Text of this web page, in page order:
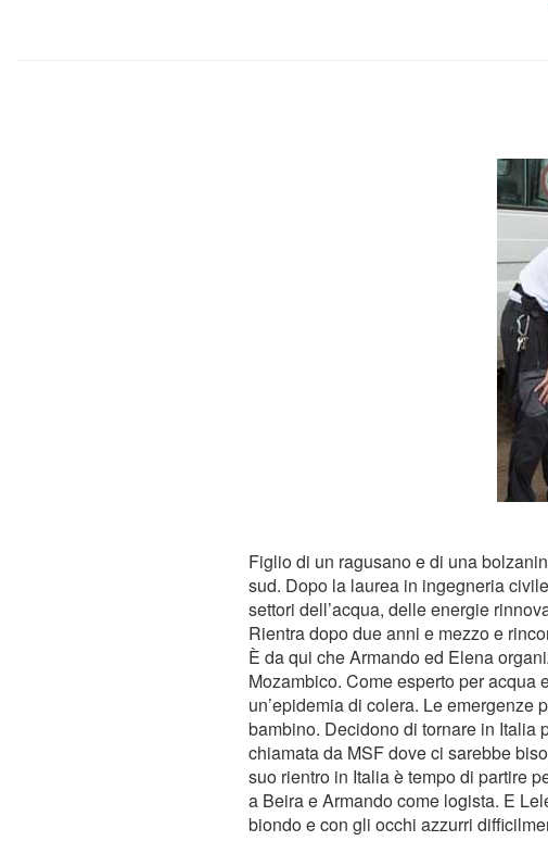
Figlio di un ragusano e di una
sud. Dopo la laurea in ingegneria
settori dell’acqua, delle energie
Rientra dopo due anni e mezzo e
È da qui che Armando ed Elena
Mozambico. Come esperto per
un’epidemia di colera. Le
bambino. Decidono di tornare in Italia
chiamata da MSF dove ci sarebbe
suo rientro in Italia è tempo di partire
a Beira e Armando come logista. E
biondo e con gli occhi azzurri